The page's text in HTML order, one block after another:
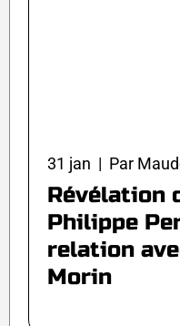
31 jan | Par
Révélation
Philippe
relation
Morin